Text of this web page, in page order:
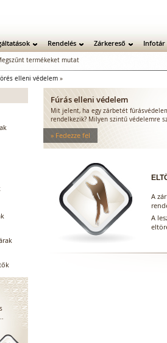
Rendelés Zárkereső Infotár
termékeket mutat
elleni védelem »
Fúrás elleni védelem
Mit jelent, ha egy zárbetét
rendelkezik? Milyen szintű védelemre
» Fedezze fel
A
A